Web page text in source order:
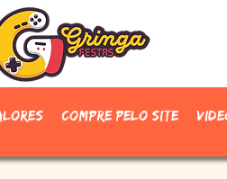
Compre pelo site